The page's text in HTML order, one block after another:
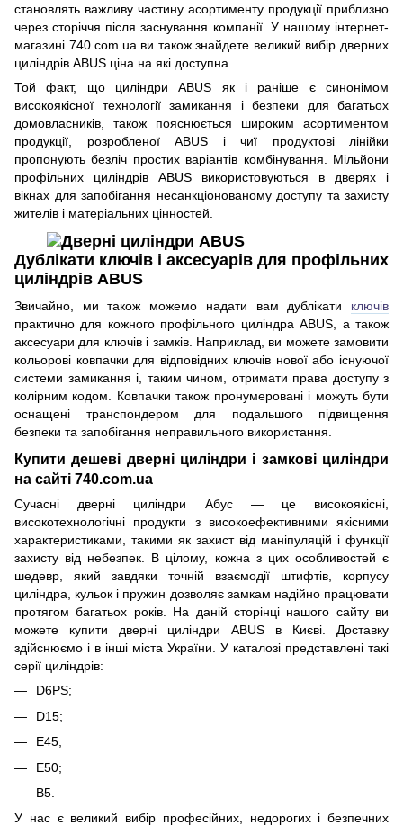
становлять важливу частину асортименту продукції приблизно
через сторіччя після заснування компанії. У нашому інтернет-
магазині 740.com.ua ви також знайдете великий вибір дверних
циліндрів ABUS ціна на які доступна.
Той факт, що циліндри ABUS як і раніше є синонімом
високоякісної технології замикання і безпеки для багатьох
домовласників, також пояснюється широким асортиментом
продукції, розробленої ABUS і чиї продуктові лінійки
пропонують безліч простих варіантів комбінування. Мільйони
профільних циліндрів ABUS використовуються в дверях і
вікнах для запобігання несанкціонованому доступу та захисту
жителів і матеріальних цінностей.
Дублікати ключів і аксесуарів для профільних
циліндрів ABUS
Звичайно, ми також можемо надати вам дублікати ключів
практично для кожного профільного циліндра ABUS, а також
аксесуари для ключів і замків. Наприклад, ви можете замовити
кольорові ковпачки для відповідних ключів нової або існуючої
системи замикання і, таким чином, отримати права доступу з
колірним кодом. Ковпачки також пронумеровані і можуть бути
оснащені транспондером для подальшого підвищення
безпеки та запобігання неправильного використання.
Купити дешеві дверні циліндри і замкові циліндри
на сайті 740.com.ua
Сучасні дверні циліндри Абус — це високоякісні,
високотехнологічні продукти з високоефективними якісними
характеристиками, такими як захист від маніпуляцій і функції
захисту від небезпек. В цілому, кожна з цих особливостей є
шедевр, який завдяки точній взаємодії штифтів, корпусу
циліндра, кульок і пружин дозволяє замкам надійно працювати
протягом багатьох років. На даній сторінці нашого сайту ви
можете купити дверні циліндри ABUS в Києві. Доставку
здійснюємо і в інші міста України. У каталозі представлені такі
серії циліндрів:
D6PS;
D15;
Е45;
Е50;
В5.
У нас є великий вибір професійних, недорогих і безпечних